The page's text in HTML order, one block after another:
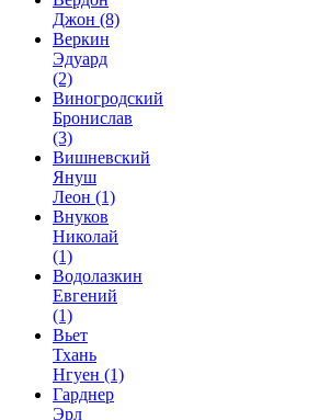
Джон (8)
Веркин
Эдуард
(2)
Виногродский
Бронислав
(3)
Вишневский
Януш
Леон (1)
Внуков
Николай
(1)
Водолазкин
Евгений
(1)
Вьет
Тхань
Нгуен (1)
Гарднер
Эрл